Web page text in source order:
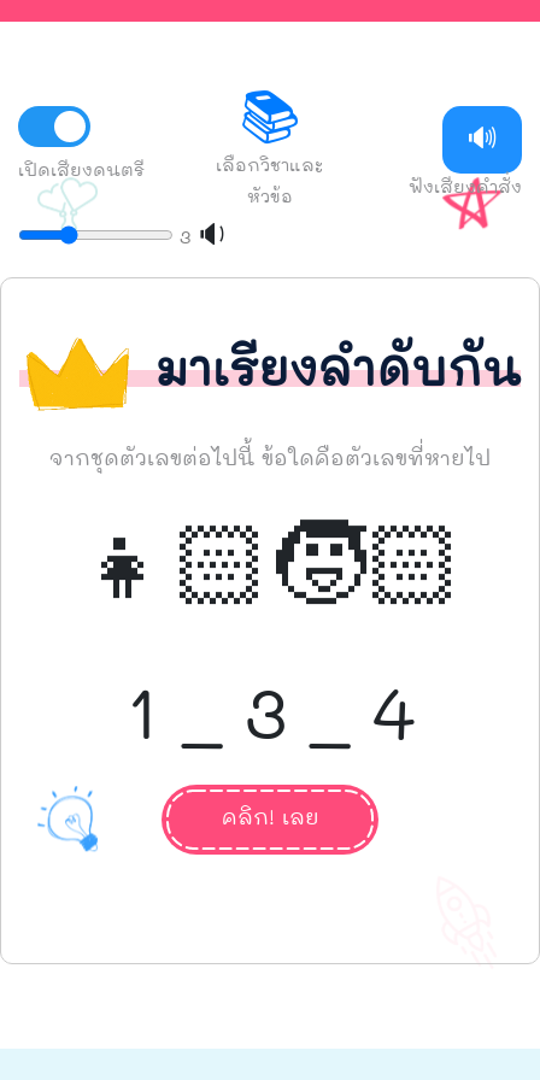
เปิดเสียงดนตรี
📚
เลือกวิชาและ
หัวข้อ
🔊
ฟังเสียงคำสั่ง
3 🔉
มาเรียงลำดับกัน
จากชุดตัวเลขต่อไปนี้ ข้อใดคือตัวเลขที่หายไป
👧🏻🧒🏻
1 _ 3 _ 4
คลิก! เลย